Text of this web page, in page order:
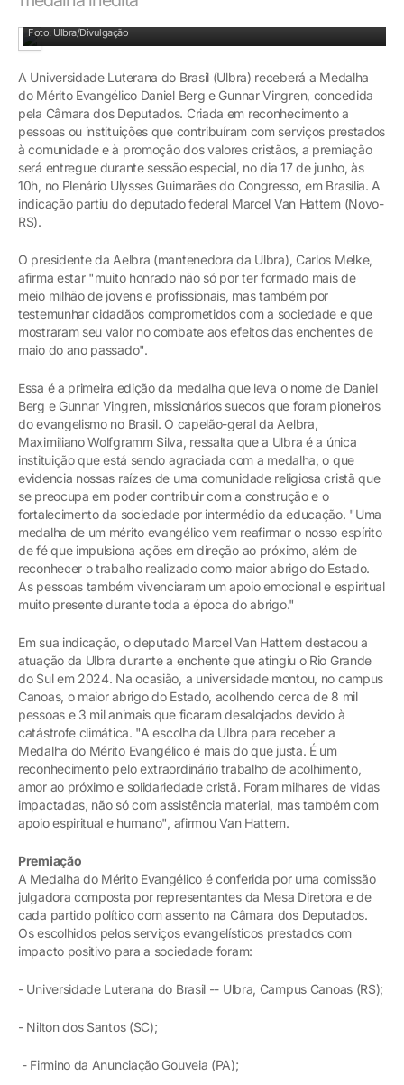
Foto: Ulbra/Divulgação
A Universidade Luterana do Brasil (Ulbra) receberá a Medalha
do Mérito Evangélico Daniel Berg e Gunnar Vingren, concedida
pela Câmara dos Deputados. Criada em reconhecimento a
pessoas ou instituições que contribuíram com serviços prestados
à comunidade e à promoção dos valores cristãos, a premiação
será entregue durante sessão especial, no dia 17 de junho, às
10h, no Plenário Ulysses Guimarães do Congresso, em Brasília. A
indicação partiu do deputado federal Marcel Van Hattem (Novo-
RS).
O presidente da Aelbra (mantenedora da Ulbra), Carlos Melke,
afirma estar "muito honrado não só por ter formado mais de
meio milhão de jovens e profissionais, mas também por
testemunhar cidadãos comprometidos com a sociedade e que
mostraram seu valor no combate aos efeitos das enchentes de
maio do ano passado".
Essa é a primeira edição da medalha que leva o nome de Daniel
Berg e Gunnar Vingren, missionários suecos que foram pioneiros
do evangelismo no Brasil. O capelão-geral da Aelbra,
Maximiliano Wolfgramm Silva, ressalta que a Ulbra é a única
instituição que está sendo agraciada com a medalha, o que
evidencia nossas raízes de uma comunidade religiosa cristã que
se preocupa em poder contribuir com a construção e o
fortalecimento da sociedade por intermédio da educação. "Uma
medalha de um mérito evangélico vem reafirmar o nosso espírito
de fé que impulsiona ações em direção ao próximo, além de
reconhecer o trabalho realizado como maior abrigo do Estado.
As pessoas também vivenciaram um apoio emocional e espiritual
muito presente durante toda a época do abrigo."
Em sua indicação, o deputado Marcel Van Hattem destacou a
atuação da Ulbra durante a enchente que atingiu o Rio Grande
do Sul em 2024. Na ocasião, a universidade montou, no campus
Canoas, o maior abrigo do Estado, acolhendo cerca de 8 mil
pessoas e 3 mil animais que ficaram desalojados devido à
catástrofe climática. "A escolha da Ulbra para receber a
Medalha do Mérito Evangélico é mais do que justa. É um
reconhecimento pelo extraordinário trabalho de acolhimento,
amor ao próximo e solidariedade cristã. Foram milhares de vidas
impactadas, não só com assistência material, mas também com
apoio espiritual e humano", afirmou Van Hattem.
Premiação
A Medalha do Mérito Evangélico é conferida por uma comissão
julgadora composta por representantes da Mesa Diretora e de
cada partido político com assento na Câmara dos Deputados.
Os escolhidos pelos serviços evangelísticos prestados com
impacto positivo para a sociedade foram:
- Universidade Luterana do Brasil -- Ulbra, Campus Canoas (RS);
- Nilton dos Santos (SC);
- Firmino da Anunciação Gouveia (PA);